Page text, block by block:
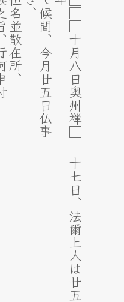
（
前
欠
）
□
□
□
十
月
八
日
奥
州
禅
□
十
七
日
、
法
爾
上
人
は
廿
五
日
に
て
候
、
今